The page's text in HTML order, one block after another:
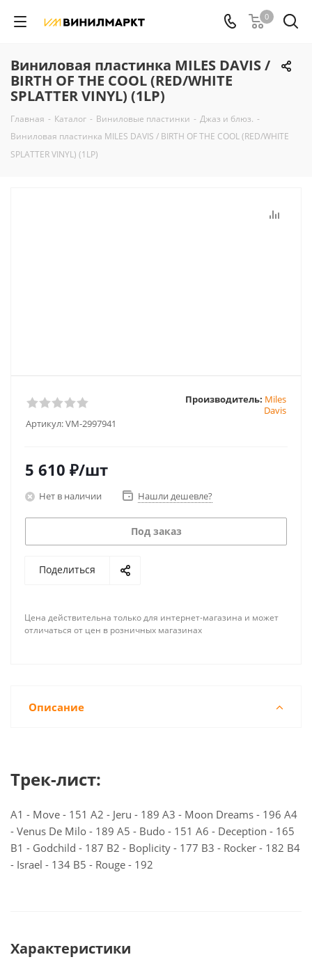
0
Виниловая пластинка MILES DAVIS /
BIRTH OF THE COOL (RED/WHITE
SPLATTER VINYL) (1LP)
Главная - Каталог - Виниловые пластинки - Джаз и блюз. -
Виниловая пластинка MILES DAVIS / BIRTH OF THE COOL (RED/WHITE
SPLATTER VINYL) (1LP)
Артикул:VM-2997941
Производитель: Miles
Davis
5 610 ₽/шт
Нет в наличии Нашли дешевле?
Под заказ
Поделиться
Цена действительна только для интернет-магазина и может
отличаться от цен в розничных магазинах
Описание
Трек-лист:
A1 - Move - 151 A2 - Jeru - 189 A3 - Moon Dreams - 196 A4
- Venus De Milo - 189 A5 - Budo - 151 A6 - Deception - 165
B1 - Godchild - 187 B2 - Boplicity - 177 B3 - Rocker - 182 B4
- Israel - 134 B5 - Rouge - 192
Характеристики